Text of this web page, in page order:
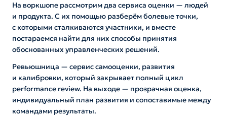
На воркшопе рассмотрим два сервиса оценки — людей
и продукта. С их помощью разберём болевые точки,
с которыми сталкиваются участники, и вместе
постараемся найти для них способы принятия
обоснованных управленческих решений.
Ревьюшница — сервис самооценки, развития
и калибровки, который закрывает полный цикл
performance review. На выходе — прозрачная оценка,
индивидуальный план развития и сопоставимые между
командами результаты.